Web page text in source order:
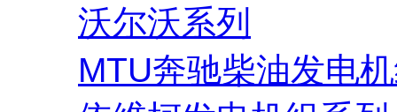
沃尔沃系列
MTU奔驰柴油发电